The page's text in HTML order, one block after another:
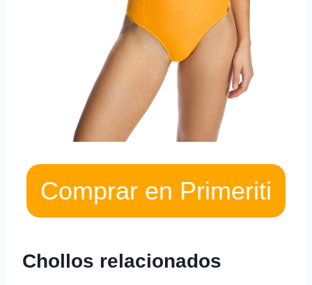
Comprar en Primeriti
Chollos relacionados